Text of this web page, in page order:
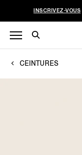
INSCRIVEZ-VOUS
CEINTURES